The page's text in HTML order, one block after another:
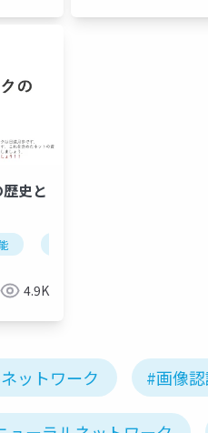
史と
4.9K
ットワーク #画像